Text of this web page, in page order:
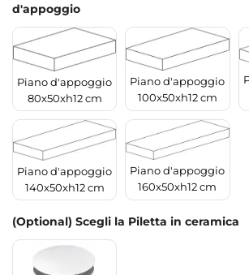
d'appoggio
Piano d'appoggio
80x50xh12 cm
Piano d'appoggio
100x50xh12 cm
Piano d'appoggio
140x50xh12 cm
Piano d'appoggio
160x50xh12 cm
(Optional) Scegli la Piletta in ceramica